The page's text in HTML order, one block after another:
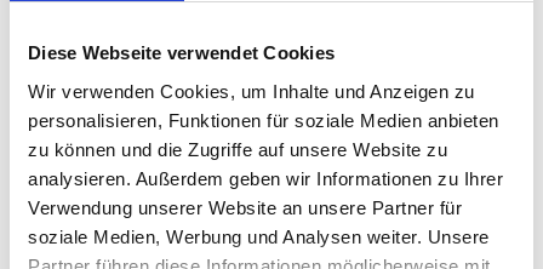
Diese Webseite verwendet Cookies
Wir verwenden Cookies, um Inhalte und Anzeigen zu
personalisieren, Funktionen für soziale Medien anbieten
zu können und die Zugriffe auf unsere Website zu
analysieren. Außerdem geben wir Informationen zu Ihrer
Verwendung unserer Website an unsere Partner für
soziale Medien, Werbung und Analysen weiter. Unsere
Der hochwertige Mineralguss besitzt fugen- und porenlose
eindringen kann. Perfekt, denn so bleibt das Material langlebig
und auch die Reinigung gestaltet sich einfach. Aufgequollenes
Material durch Wasserdampf oder Feuchtigkeit Ade, schließlich
wurde der TPH4 Toilettenpapierhalter perfekt für das Bad
geschaffen. So haben Fäulnis und Schimmel definitiv keine